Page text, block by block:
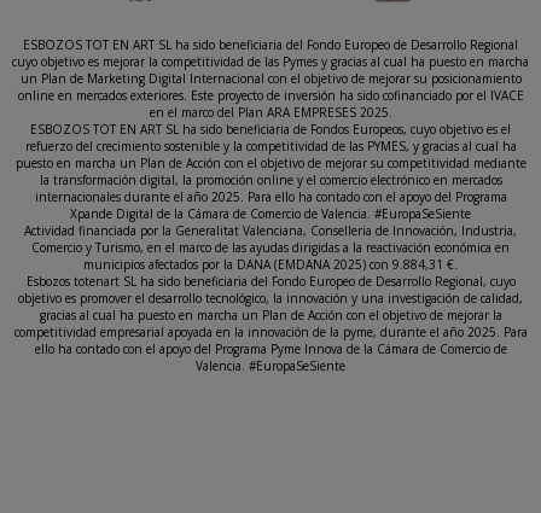
ESBOZOS TOT EN ART SL ha sido beneficiaria del Fondo Europeo de Desarrollo Regional
cuyo objetivo es mejorar la competitividad de las Pymes y gracias al cual ha puesto en marcha
un Plan de Marketing Digital Internacional con el objetivo de mejorar su posicionamiento
online en mercados exteriores. Este proyecto de inversión ha sido cofinanciado por el IVACE
en el marco del Plan ARA EMPRESES 2025.
ESBOZOS TOT EN ART SL ha sido beneficiaria de Fondos Europeos, cuyo objetivo es el
refuerzo del crecimiento sostenible y la competitividad de las PYMES, y gracias al cual ha
puesto en marcha un Plan de Acción con el objetivo de mejorar su competitividad mediante
la transformación digital, la promoción online y el comercio electrónico en mercados
internacionales durante el año 2025. Para ello ha contado con el apoyo del Programa
Xpande Digital de la Cámara de Comercio de Valencia. #EuropaSeSiente
Actividad financiada por la Generalitat Valenciana, Conselleria de Innovación, Industria,
Comercio y Turismo, en el marco de las ayudas dirigidas a la reactivación económica en
municipios afectados por la DANA (EMDANA 2025) con 9.884,31 €.
Esbozos totenart SL ha sido beneficiaria del Fondo Europeo de Desarrollo Regional, cuyo
objetivo es promover el desarrollo tecnológico, la innovación y una investigación de calidad,
gracias al cual ha puesto en marcha un Plan de Acción con el objetivo de mejorar la
competitividad empresarial apoyada en la innovación de la pyme, durante el año 2025. Para
ello ha contado con el apoyo del Programa Pyme Innova de la Cámara de Comercio de
Valencia. #EuropaSeSiente